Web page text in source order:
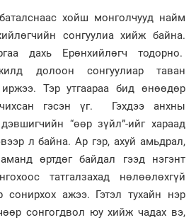
хойш монголчууд найм
сонгуулиа хийж байна.
дахь Ерөнхийлөгч тодорно.
долоон сонгуулиар таван
иржээ. Тэр утгаараа бид өнөөдөр
гэсэн үг. Гэхдээ анхны
“өөр зүйл”-ийг хараад
л байна. Ар гэр, ахуй амьдрал,
өртдөг байдал гээд нэгэнт
татгалзахад нөлөөлөхгүй
сонирхох ажээ. Гэтэл тухайн нэр
сонгогдвол юу хийж чадах вэ,